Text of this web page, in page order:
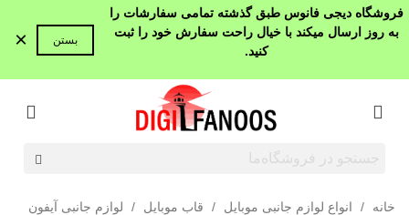
فروشگاه دیجی فانوس طبق گذشته تمامی سفارشات را
به روز ارسال میکند با خیال راحت سفارش خود را ثبت
کنید.
بستن ×
خانه / انواع لوازم جانبی موبایل / قاب موبایل /
لوازم جانبی آیفون